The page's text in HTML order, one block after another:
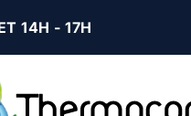
14H - 17H